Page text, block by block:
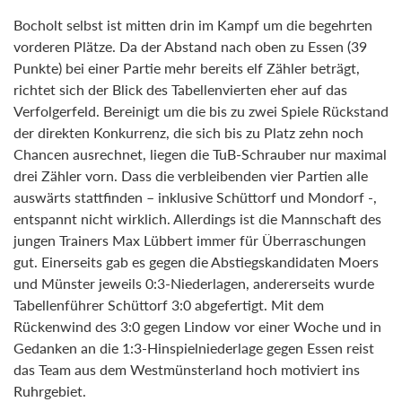
Bocholt selbst ist mitten drin im Kampf um die begehrten
vorderen Plätze. Da der Abstand nach oben zu Essen (39
Punkte) bei einer Partie mehr bereits elf Zähler beträgt,
richtet sich der Blick des Tabellenvierten eher auf das
Verfolgerfeld. Bereinigt um die bis zu zwei Spiele Rückstand
der direkten Konkurrenz, die sich bis zu Platz zehn noch
Chancen ausrechnet, liegen die TuB-Schrauber nur maximal
drei Zähler vorn. Dass die verbleibenden vier Partien alle
auswärts stattfinden – inklusive Schüttorf und Mondorf -,
entspannt nicht wirklich. Allerdings ist die Mannschaft des
jungen Trainers Max Lübbert immer für Überraschungen
gut. Einerseits gab es gegen die Abstiegskandidaten Moers
und Münster jeweils 0:3-Niederlagen, andererseits wurde
Tabellenführer Schüttorf 3:0 abgefertigt. Mit dem
Rückenwind des 3:0 gegen Lindow vor einer Woche und in
Gedanken an die 1:3-Hinspielniederlage gegen Essen reist
das Team aus dem Westmünsterland hoch motiviert ins
Ruhrgebiet.